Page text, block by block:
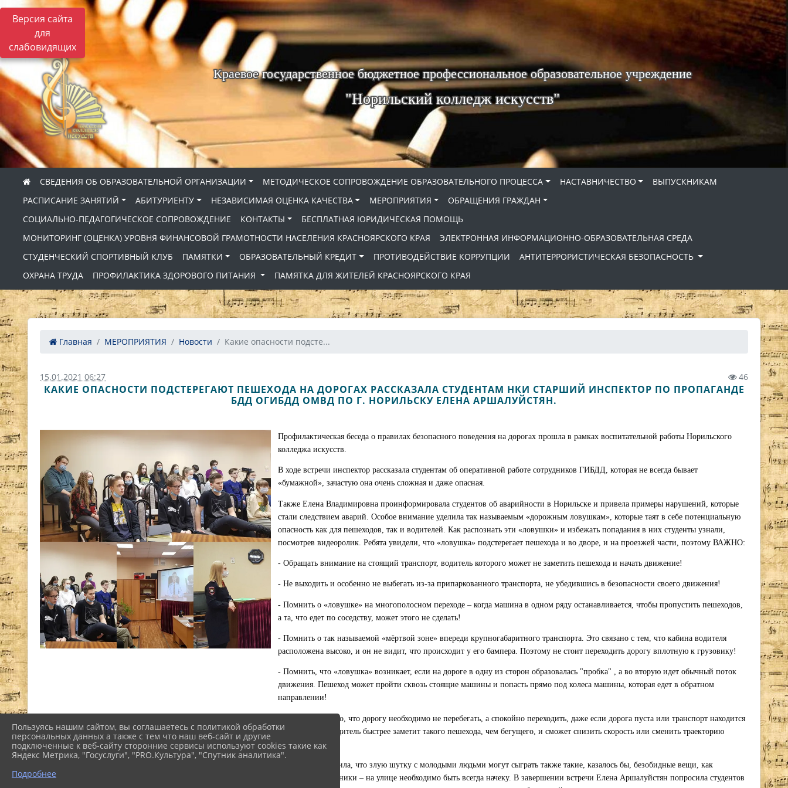
Версия сайта
для
слабовидящих
Краевое государственное бюджетное профессиональное образовательное учреждение
"Норильский колледж искусств"
СВЕДЕНИЯ ОБ ОБРАЗОВАТЕЛЬНОЙ ОРГАНИЗАЦИИ МЕТОДИЧЕСКОЕ СОПРОВОЖДЕНИЕ ОБРАЗОВАТЕЛЬНОГО ПРОЦЕССА НАСТАВНИЧЕСТВО
ВЫПУСКНИКАМ
РАСПИСАНИЕ ЗАНЯТИЙ
АБИТУРИЕНТУ НЕЗАВИСИМАЯ ОЦЕНКА КАЧЕСТВА МЕРОПРИЯТИЯ
ОБРАЩЕНИЯ ГРАЖДАН
СОЦИАЛЬНО-ПЕДАГОГИЧЕСКОЕ СОПРОВОЖДЕНИЕ
КОНТАКТЫ
БЕСПЛАТНАЯ ЮРИДИЧЕСКАЯ ПОМОЩЬ
МОНИТОРИНГ (ОЦЕНКА) УРОВНЯ ФИНАНСОВОЙ ГРАМОТНОСТИ НАСЕЛЕНИЯ КРАСНОЯРСКОГО КРАЯ
ЭЛЕКТРОННАЯ ИНФОРМАЦИОННО-ОБРАЗОВАТЕЛЬНАЯ СРЕДА
СТУДЕНЧЕСКИЙ СПОРТИВНЫЙ КЛУБ
ПАМЯТКИ ОБРАЗОВАТЕЛЬНЫЙ КРЕДИТ ПРОТИВОДЕЙСТВИЕ КОРРУПЦИИ
АНТИТЕРРОРИСТИЧЕСКАЯ БЕЗОПАСНОСТЬ
ОХРАНА ТРУДА
ПРОФИЛАКТИКА ЗДОРОВОГО ПИТАНИЯ ПАМЯТКА ДЛЯ ЖИТЕЛЕЙ КРАСНОЯРСКОГО КРАЯ
Главная МЕРОПРИЯТИЯ Новости Какие опасности подсте...
15.01.2021 06:27 46
КАКИЕ ОПАСНОСТИ ПОДСТЕРЕГАЮТ ПЕШЕХОДА НА ДОРОГАХ РАССКАЗАЛА СТУДЕНТАМ НКИ СТАРШИЙ ИНСПЕКТОР ПО ПРОПАГАНДЕ
БДД ОГИБДД ОМВД ПО Г. НОРИЛЬСКУ ЕЛЕНА АРШАЛУЙСТЯН.
Профилактическая беседа о правилах безопасного поведения на дорогах прошла в рамках воспитательной работы Норильского
колледжа искусств.
В ходе встречи инспектор рассказала студентам об оперативной работе сотрудников ГИБДД, которая не всегда бывает
«бумажной», зачастую она очень сложная и даже опасная.
Также Елена Владимировна проинформировала студентов об аварийности в Норильске и привела примеры нарушений, которые
стали следствием аварий. Особое внимание уделила так называемым «дорожным ловушкам», которые таят в себе потенциальную
опасность как для пешеходов, так и водителей. Как распознать эти «ловушки» и избежать попадания в них студенты узнали,
посмотрев видеоролик. Ребята увидели, что «ловушка» подстерегает пешехода и во дворе, и на проезжей части, поэтому ВАЖНО:
- Обращать внимание на стоящий транспорт, водитель которого может не заметить пешехода и начать движение!
- Не выходить и особенно не выбегать из-за припаркованного транспорта, не убедившись в безопасности своего движения!
- Помнить о «ловушке» на многополосном переходе – когда машина в одном ряду останавливается, чтобы пропустить пешеходов,
а та, что едет по соседству, может этого не сделать!
- Помнить о так называемой «мёртвой зоне» впереди крупногабаритного транспорта. Это связано с тем, что кабина водителя
расположена высоко, и он не видит, что происходит у его бампера. Поэтому не стоит переходить дорогу вплотную к грузовику!
- Помнить, что «ловушка» возникает, если на дороге в одну из сторон образовалась "пробка" , а во вторую идет обычный поток
движения. Пешеход может пройти сквозь стоящие машины и попасть прямо под колеса машины, которая едет в обратном
направлении!
- Взять за правило, что дорогу необходимо не перебегать, а спокойно переходить, даже если дорога пуста или транспорт находится
очень далеко. Водитель быстрее заметит такого пешехода, чем бегущего, и сможет снизить скорость или сменить траекторию
движения!
Инспектор отметила, что злую шутку с молодыми людьми могут сыграть также такие, казалось бы, безобидные вещи, как
капюшон и наушники – на улице необходимо быть всегда начеку. В завершении встречи Елена Аршалуйстян попросила студентов
Пользуясь нашим сайтом, вы соглашаетесь с политикой обработки
персональных данных а также с тем что наш веб-сайт и другие
подключенные к веб-сайту сторонние сервисы используют cookies такие как
Яндекс Метрика, "Госуслуги", "PRO.Культура", "Спутник аналитика".
Подробнее